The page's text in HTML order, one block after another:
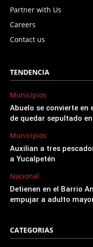
Partner with Us
Careers
Contact us
TENDENCIA
Municipios
Abuelo se convierte en
de quedar sepultado
Municipios
Auxilian a tres
a Yucalpetén
Nacional
Detienen en el Barrio
empujar a adulto
CATEGORIAS